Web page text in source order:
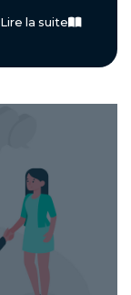
Lire la suite